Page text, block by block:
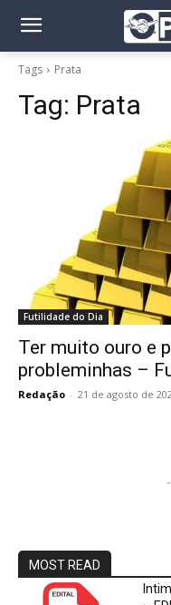
Tags Prata
Tag: Prata
Futilidade do Dia
Ter muito ouro e
probleminhas –
Redação - 21 de agosto de
MOST READ